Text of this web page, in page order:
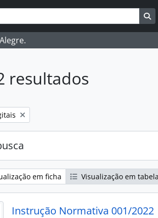
resultados
em ficha Visualização em tabela
Instrução Normativa 001/2022